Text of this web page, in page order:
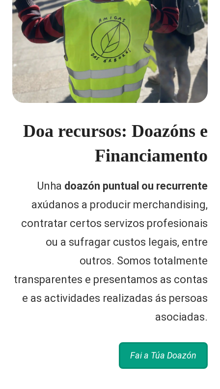
Doa recursos: Doazóns e
Financiamento
Unha doazón puntual ou recurrente
axúdanos a producir merchandising,
contratar certos servizos profesionais
ou a sufragar custos legais, entre
outros. Somos totalmente
transparentes e presentamos as contas
e as actividades realizadas ás persoas
asociadas.
Fai a Túa Doazón